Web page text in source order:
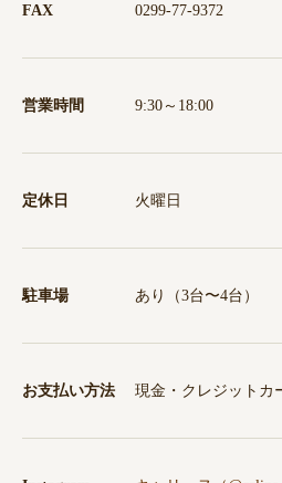
FAX 0299-77-9372
営業時間 9:30～18:00
定休日 火曜日
駐車場 あり（3台〜4台）
お支払い方法 現金・クレジットカ